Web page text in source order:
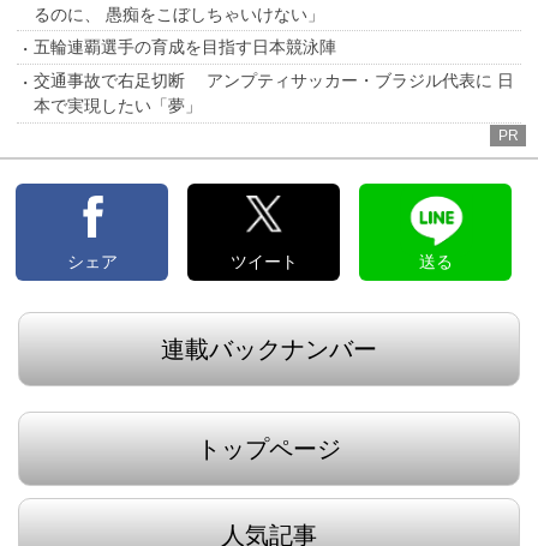
るのに、 愚痴をこぼしちゃいけない」
五輪連覇選手の育成を目指す日本競泳陣
交通事故で右足切断 アンプティサッカー・ブラジル代表に 日
本で実現したい「夢」
PR
シェア ツイート 送る
連載バックナンバー
トップページ
人気記事